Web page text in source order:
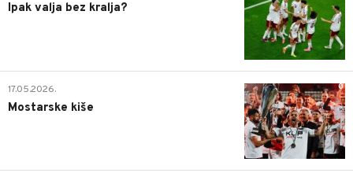
Ipak valja bez kralja?
0
17.05.2026.
Mostarske kiše